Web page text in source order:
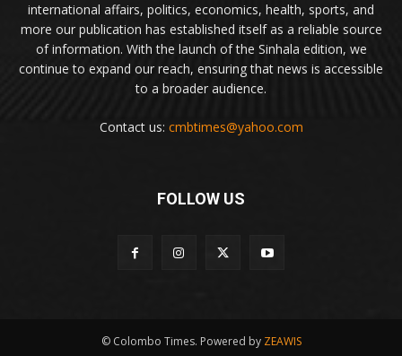
international affairs, politics, economics, health, sports, and
more our publication has established itself as a reliable source
of information. With the launch of the Sinhala edition, we
continue to expand our reach, ensuring that news is accessible
to a broader audience.
Contact us: cmbtimes@yahoo.com
FOLLOW US
© Colombo Times. Powered by ZEAWIS